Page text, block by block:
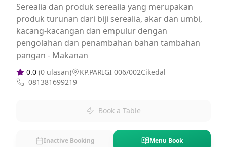
Serealia dan produk serealia yang merupakan
produk turunan dari biji serealia, akar dan umbi,
kacang-kacangan dan empulur dengan
pengolahan dan penambahan bahan tambahan
pangan - Makanan
0.0 (0 ulasan)
KP.PARIGI 006/002Cikedal
081381699219
Book a Table
Inactive Booking Menu Book